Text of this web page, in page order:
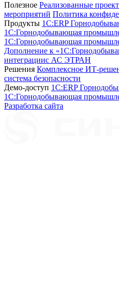
Полезное Реализованные
мероприятий Политика
Продукты 1C:ERP
1C:Горнодобывающая
1C:Горнодобывающая
Дополнение к
интеграциис АС ЭТРАН
Решения Комплексное ИТ-
система безопасности
Демо-доступ 1С:ERP
1С:Горнодобывающая
Разработка сайта